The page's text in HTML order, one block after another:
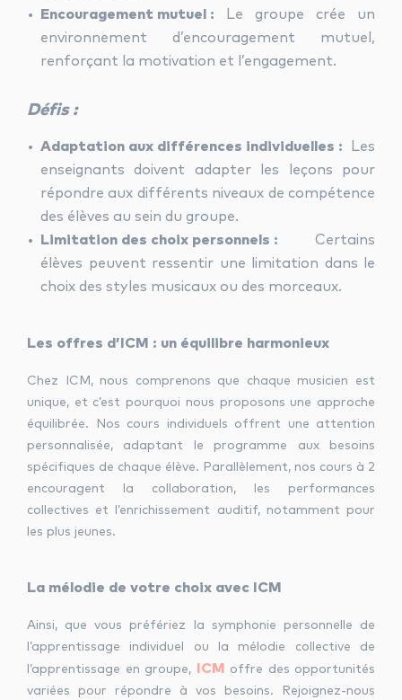
Encouragement mutuel : Le groupe crée un
environnement d’encouragement mutuel,
renforçant la motivation et l’engagement.
Défis :
Adaptation aux différences individuelles : Les
enseignants doivent adapter les leçons pour
répondre aux différents niveaux de compétence
des élèves au sein du groupe.
Limitation des choix personnels : Certains
élèves peuvent ressentir une limitation dans le
choix des styles musicaux ou des morceaux.
Les offres d’ICM : un équilibre harmonieux
Chez ICM, nous comprenons que chaque musicien est
unique, et c’est pourquoi nous proposons une approche
équilibrée. Nos cours individuels offrent une attention
personnalisée, adaptant le programme aux besoins
spécifiques de chaque élève. Parallèlement, nos cours à 2
encouragent la collaboration, les performances
collectives et l’enrichissement auditif, notamment pour
les plus jeunes.
La mélodie de votre choix avec ICM
Ainsi, que vous préfériez la symphonie personnelle de
l’apprentissage individuel ou la mélodie collective de
l’apprentissage en groupe,
ICM
offre des opportunités
variées pour répondre à vos besoins. Rejoignez-nous